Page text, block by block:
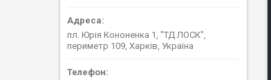
пл. Юрія Кононенка 1, "ТД ЛОСК",
периметр 109, Харків, Україна